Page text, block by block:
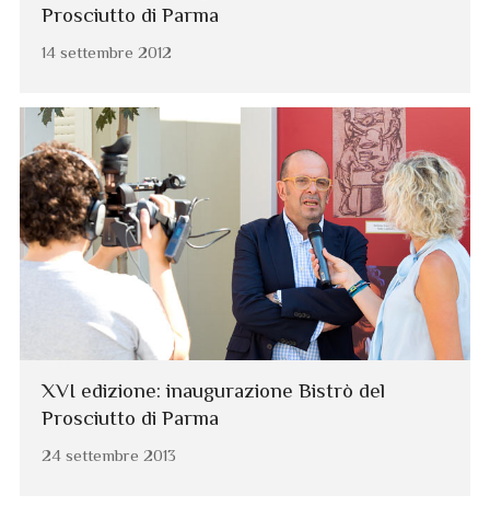
Prosciutto di Parma
14 settembre 2012
XVI edizione: inaugurazione Bistrò del
Prosciutto di Parma
24 settembre 2013